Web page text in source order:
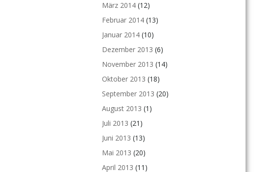
März 2014 (12)
Februar 2014 (13)
Januar 2014 (10)
Dezember 2013 (6)
November 2013 (14)
Oktober 2013 (18)
September 2013 (20)
August 2013 (1)
Juli 2013 (21)
Juni 2013 (13)
Mai 2013 (20)
April 2013 (11)